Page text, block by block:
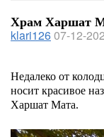
Храм Харшат
klari12607-12-
Недалеко от
носит красивое
Харшат Мата.